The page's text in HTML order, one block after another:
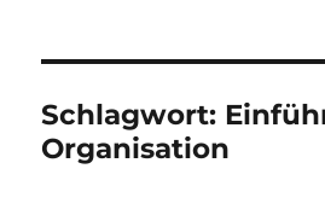
Schlagwort:
Organisation